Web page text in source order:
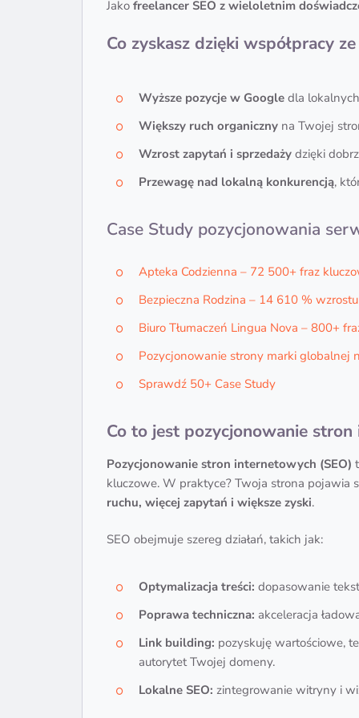
Jako freelancer SEO z wieloletnim
Co zyskasz dzięki współpracy
Wyższe pozycje w Google dla
Większy ruch organiczny na Twojej
Wzrost zapytań i sprzedaży dzięki
Przewagę nad lokalną konkurencją,
Case Study pozycjonowania
Apteka Codzienna – 72 500+ fraz
Bezpieczna Rodzina – 14 610 %
Biuro Tłumaczeń Lingua Nova – 800+
Pozycjonowanie strony marki globalnej
Sprawdź 50+ Case Study
Co to jest pozycjonowanie
Pozycjonowanie stron internetowych (SEO)
kluczowe. W praktyce? Twoja strona pojawia
ruchu, więcej zapytań i większe zyski.
SEO obejmuje szereg działań, takich jak:
Optymalizacja treści: dopasowanie
Poprawa techniczna: akceleracja
Link building: pozyskuję wartościowe,
autorytet Twojej domeny.
Lokalne SEO: zintegrowanie witryny i